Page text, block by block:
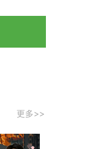
更多>>